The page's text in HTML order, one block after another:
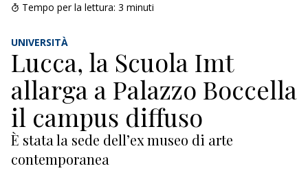
INDUSTRIA
RICERCA
ECONOMIA
TURISMO
CULTURA
Tempo per la lettura: 3 minuti
UNIVERSITÀ
Lucca, la Scuola Imt
allarga a Palazzo Boccella
il campus diffuso
È stata la sede dell’ex museo di arte
contemporanea